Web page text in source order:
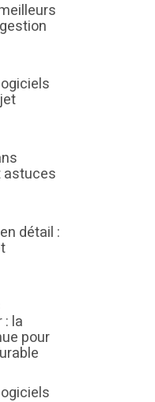
astuces
détail :
la
pour